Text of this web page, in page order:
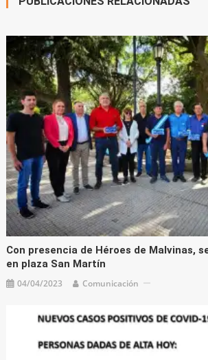
Con presencia de Héroes de Malvinas,
en plaza San Martín
04/04/2023 Comunicación